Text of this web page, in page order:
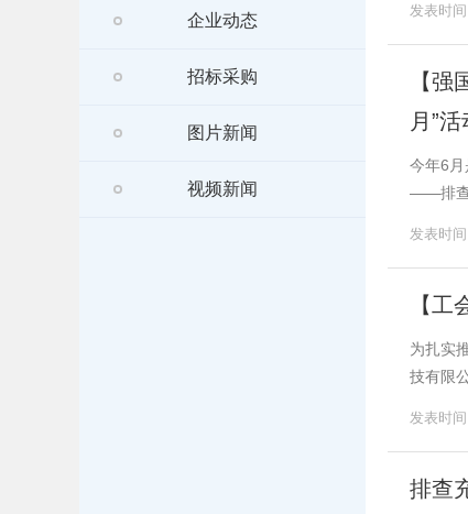
企业动态
招标采购
图片新闻
视频新闻
发表时
【
月”活
今年6月
——排查
发表时
【
为扎实
技有限
发表时
排查